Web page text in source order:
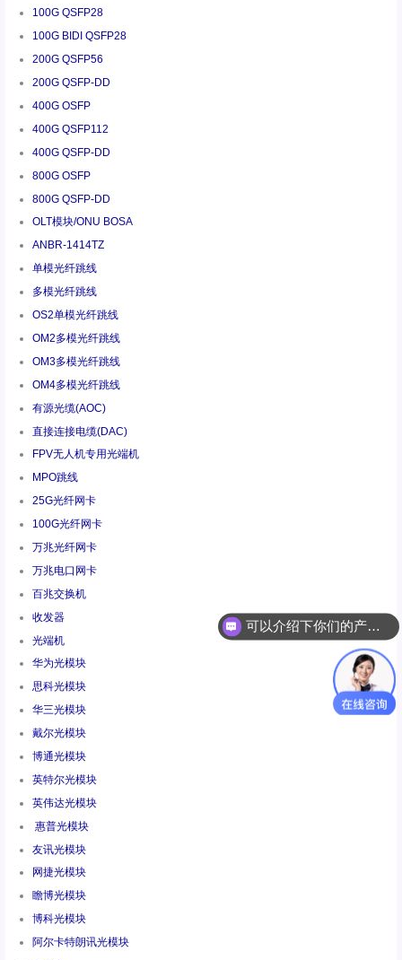
100G QSFP28
100G BIDI QSFP28
200G QSFP56
200G QSFP-DD
400G OSFP
400G QSFP112
400G QSFP-DD
800G OSFP
800G QSFP-DD
OLT模块/ONU BOSA
ANBR-1414TZ
单模光纤跳线
多模光纤跳线
OS2单模光纤跳线
OM2多模光纤跳线
OM3多模光纤跳线
OM4多模光纤跳线
有源光缆(AOC)
直接连接电缆(DAC)
FPV无人机专用光端机
MPO跳线
25G光纤网卡
100G光纤网卡
万兆光纤网卡
万兆电口网卡
百兆交换机
收发器
光端机
华为光模块
思科光模块
华三光模块
戴尔光模块
博通光模块
英特尔光模块
英伟达光模块
惠普光模块
友讯光模块
网捷光模块
瞻博光模块
博科光模块
阿尔卡特朗讯光模块
你们是怎么收费的呢